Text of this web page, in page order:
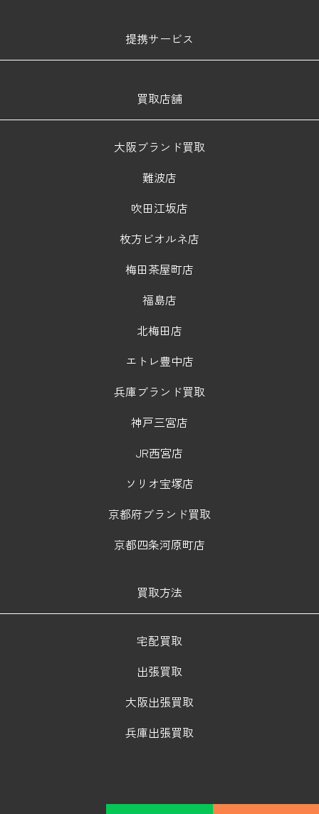
提携サービス
買取店舗
大阪ブランド買取
難波店
吹田江坂店
枚方ビオルネ店
梅田茶屋町店
福島店
北梅田店
エトレ豊中店
兵庫ブランド買取
神戸三宮店
JR西宮店
ソリオ宝塚店
京都府ブランド買取
京都四条河原町店
買取方法
宅配買取
出張買取
大阪出張買取
兵庫出張買取